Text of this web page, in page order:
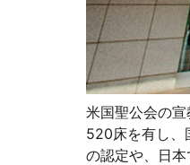
米国聖公会の
520床を有し、
の認定や、日